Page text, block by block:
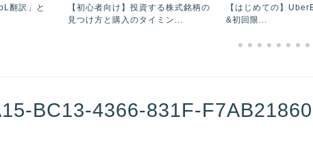
翻訳」と
【初心者向け】投資する株式銘柄の
見つけ方と購入のタイミン...
【はじめての】
&初回限...
BC13-4366-831F-